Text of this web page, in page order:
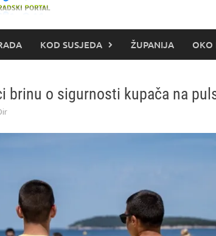
KOD SUSJEDA ŽUPANIJA OKO
brinu o sigurnosti kupača na